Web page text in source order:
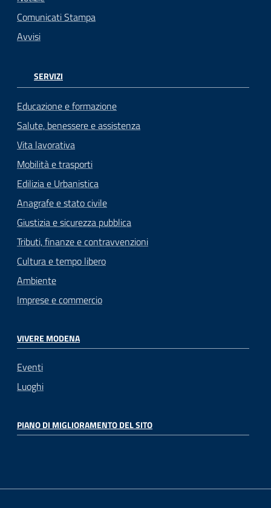
Comunicati Stampa
Avvisi
SERVIZI
Educazione e formazione
Salute, benessere e assistenza
Vita lavorativa
Mobilità e trasporti
Edilizia e Urbanistica
Anagrafe e stato civile
Giustizia e sicurezza pubblica
Tributi, finanze e contravvenzioni
Cultura e tempo libero
Ambiente
Imprese e commercio
VIVERE MODENA
Eventi
Luoghi
PIANO DI MIGLIORAMENTO DEL SITO